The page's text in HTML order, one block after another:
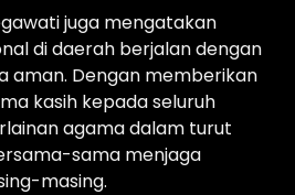
juga mengatakan
di daerah berjalan dengan
aman. Dengan memberikan
kasih kepada seluruh
agama dalam turut
sama menjaga
masing.